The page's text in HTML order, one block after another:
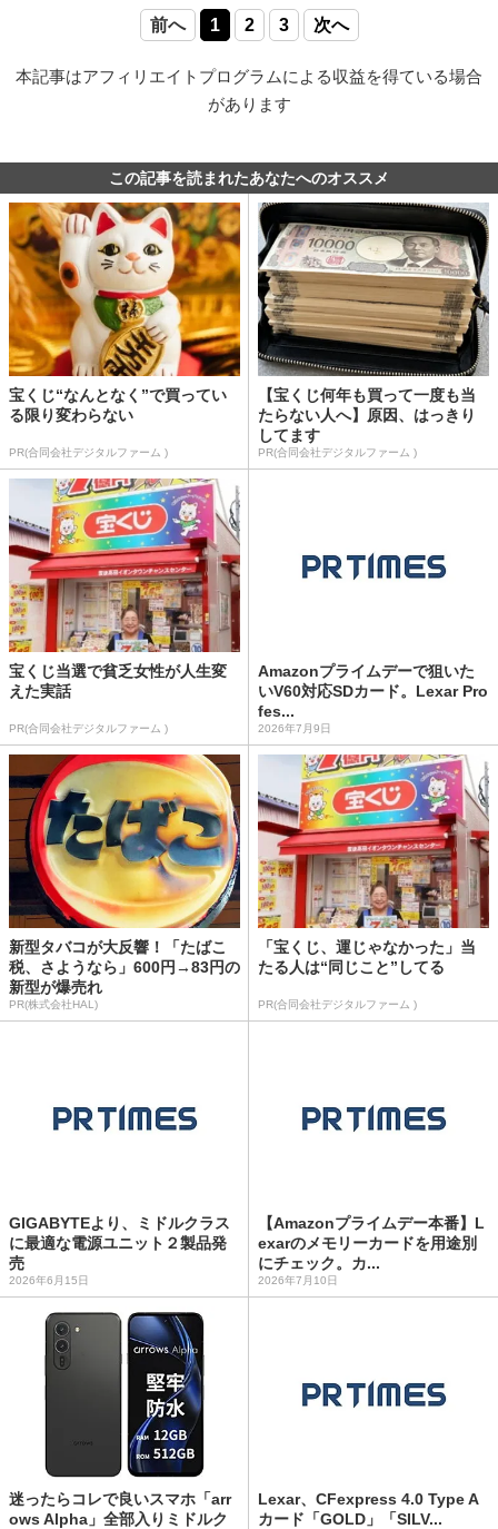
前へ 1 2 3 次へ
本記事はアフィリエイトプログラムによる収益を得ている場合
があります
この記事を読まれたあなたへのオススメ
宝くじ“なんとなく”で買ってい
る限り変わらない
PR(合同会社デジタルファーム )
【宝くじ何年も買って一度も当
たらない人へ】原因、はっきり
してます
PR(合同会社デジタルファーム )
宝くじ当選で貧乏女性が人生変
えた実話
PR(合同会社デジタルファーム )
Amazonプライムデーで狙いた
いV60対応SDカード。Lexar Pro
fes...
2026年7月9日
新型タバコが大反響！「たばこ
税、さようなら」600円→83円の
新型が爆売れ
PR(株式会社HAL)
「宝くじ、運じゃなかった」当
たる人は“同じこと”してる
PR(合同会社デジタルファーム )
GIGABYTEより、ミドルクラス
に最適な電源ユニット２製品発
売
2026年6月15日
【Amazonプライムデー本番】L
exarのメモリーカードを用途別
にチェック。カ...
2026年7月10日
迷ったらコレで良いスマホ「arr
ows Alpha」全部入りミドルク
Lexar、CFexpress 4.0 Type A
カード「GOLD」「SILV...